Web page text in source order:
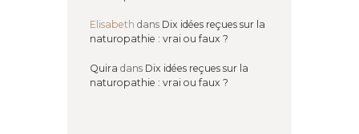
Elisabeth dans Dix idées reçues sur la
naturopathie : vrai ou faux ?
Quira dans Dix idées reçues sur la
naturopathie : vrai ou faux ?